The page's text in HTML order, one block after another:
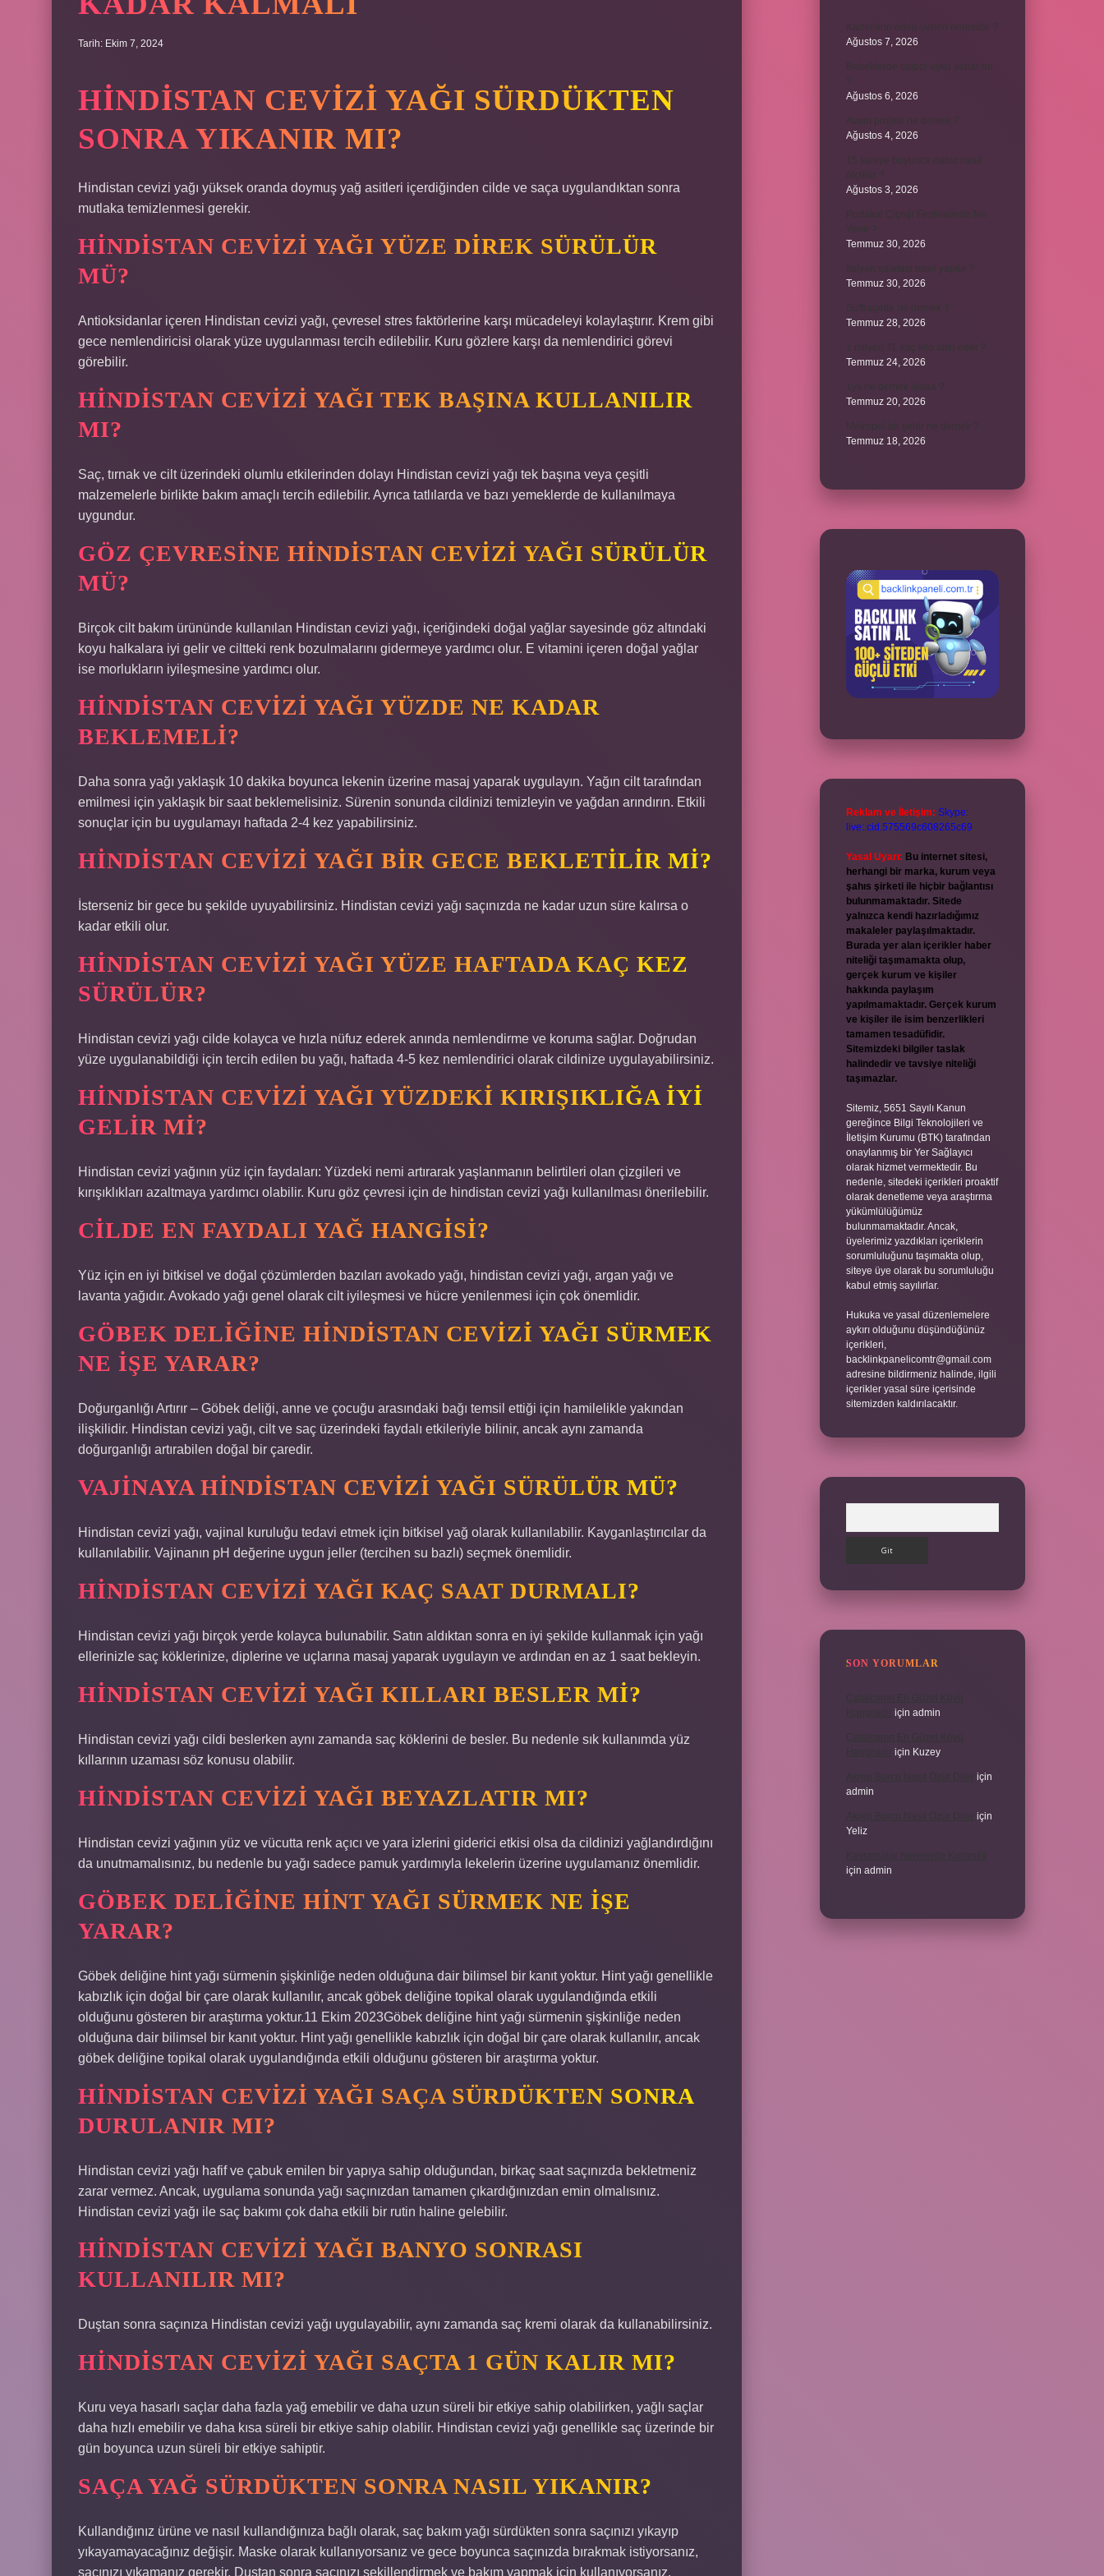
Tarih: Ekim 7, 2024
HINDISTAN CEVIZI YAĞI SÜRDÜKTEN
SONRA YIKANIR MI?
Hindistan cevizi yağı yüksek oranda doymuş yağ asitleri içerdiğinden cilde ve saça uygulandıktan sonra
mutlaka temizlenmesi gerekir.
HINDISTAN CEVIZI YAĞI YÜZE DIREK SÜRÜLÜR
MÜ?
Antioksidanlar içeren Hindistan cevizi yağı, çevresel stres faktörlerine karşı mücadeleyi kolaylaştırır. Krem gibi
gece nemlendiricisi olarak yüze uygulanması tercih edilebilir. Kuru gözlere karşı da nemlendirici görevi
görebilir.
HINDISTAN CEVIZI YAĞI TEK BAŞINA KULLANILIR
MI?
Saç, tırnak ve cilt üzerindeki olumlu etkilerinden dolayı Hindistan cevizi yağı tek başına veya çeşitli
malzemelerle birlikte bakım amaçlı tercih edilebilir. Ayrıca tatlılarda ve bazı yemeklerde de kullanılmaya
uygundur.
GÖZ ÇEVRESINE HINDISTAN CEVIZI YAĞI SÜRÜLÜR
MÜ?
Birçok cilt bakım ürününde kullanılan Hindistan cevizi yağı, içeriğindeki doğal yağlar sayesinde göz altındaki
koyu halkalara iyi gelir ve ciltteki renk bozulmalarını gidermeye yardımcı olur. E vitamini içeren doğal yağlar
ise morlukların iyileşmesine yardımcı olur.
HINDISTAN CEVIZI YAĞI YÜZDE NE KADAR
BEKLEMELI?
Daha sonra yağı yaklaşık 10 dakika boyunca lekenin üzerine masaj yaparak uygulayın. Yağın cilt tarafından
emilmesi için yaklaşık bir saat beklemelisiniz. Sürenin sonunda cildinizi temizleyin ve yağdan arındırın. Etkili
sonuçlar için bu uygulamayı haftada 2-4 kez yapabilirsiniz.
HINDISTAN CEVIZI YAĞI BIR GECE BEKLETILIR MI?
İsterseniz bir gece bu şekilde uyuyabilirsiniz. Hindistan cevizi yağı saçınızda ne kadar uzun süre kalırsa o
kadar etkili olur.
HINDISTAN CEVIZI YAĞI YÜZE HAFTADA KAÇ KEZ
SÜRÜLÜR?
Hindistan cevizi yağı cilde kolayca ve hızla nüfuz ederek anında nemlendirme ve koruma sağlar. Doğrudan
yüze uygulanabildiği için tercih edilen bu yağı, haftada 4-5 kez nemlendirici olarak cildinize uygulayabilirsiniz.
HINDISTAN CEVIZI YAĞI YÜZDEKI KIRIŞIKLIĞA IYI
GELIR MI?
Hindistan cevizi yağının yüz için faydaları: Yüzdeki nemi artırarak yaşlanmanın belirtileri olan çizgileri ve
kırışıklıkları azaltmaya yardımcı olabilir. Kuru göz çevresi için de hindistan cevizi yağı kullanılması önerilebilir.
CILDE EN FAYDALI YAĞ HANGISI?
Yüz için en iyi bitkisel ve doğal çözümlerden bazıları avokado yağı, hindistan cevizi yağı, argan yağı ve
lavanta yağıdır. Avokado yağı genel olarak cilt iyileşmesi ve hücre yenilenmesi için çok önemlidir.
GÖBEK DELIĞINE HINDISTAN CEVIZI YAĞI SÜRMEK
NE IŞE YARAR?
Doğurganlığı Artırır – Göbek deliği, anne ve çocuğu arasındaki bağı temsil ettiği için hamilelikle yakından
ilişkilidir. Hindistan cevizi yağı, cilt ve saç üzerindeki faydalı etkileriyle bilinir, ancak aynı zamanda
doğurganlığı artırabilen doğal bir çaredir.
VAJINAYA HINDISTAN CEVIZI YAĞI SÜRÜLÜR MÜ?
Hindistan cevizi yağı, vajinal kuruluğu tedavi etmek için bitkisel yağ olarak kullanılabilir. Kayganlaştırıcılar da
kullanılabilir. Vajinanın pH değerine uygun jeller (tercihen su bazlı) seçmek önemlidir.
HINDISTAN CEVIZI YAĞI KAÇ SAAT DURMALI?
Hindistan cevizi yağı birçok yerde kolayca bulunabilir. Satın aldıktan sonra en iyi şekilde kullanmak için yağı
ellerinizle saç köklerinize, diplerine ve uçlarına masaj yaparak uygulayın ve ardından en az 1 saat bekleyin.
HINDISTAN CEVIZI YAĞI KILLARI BESLER MI?
Hindistan cevizi yağı cildi beslerken aynı zamanda saç köklerini de besler. Bu nedenle sık kullanımda yüz
kıllarının uzaması söz konusu olabilir.
HINDISTAN CEVIZI YAĞI BEYAZLATIR MI?
Hindistan cevizi yağının yüz ve vücutta renk açıcı ve yara izlerini giderici etkisi olsa da cildinizi yağlandırdığını
da unutmamalısınız, bu nedenle bu yağı sadece pamuk yardımıyla lekelerin üzerine uygulamanız önemlidir.
GÖBEK DELIĞINE HINT YAĞI SÜRMEK NE IŞE
YARAR?
Göbek deliğine hint yağı sürmenin şişkinliğe neden olduğuna dair bilimsel bir kanıt yoktur. Hint yağı genellikle
kabızlık için doğal bir çare olarak kullanılır, ancak göbek deliğine topikal olarak uygulandığında etkili
olduğunu gösteren bir araştırma yoktur.11 Ekim 2023Göbek deliğine hint yağı sürmenin şişkinliğe neden
olduğuna dair bilimsel bir kanıt yoktur. Hint yağı genellikle kabızlık için doğal bir çare olarak kullanılır, ancak
göbek deliğine topikal olarak uygulandığında etkili olduğunu gösteren bir araştırma yoktur.
HINDISTAN CEVIZI YAĞI SAÇA SÜRDÜKTEN SONRA
DURULANIR MI?
Hindistan cevizi yağı hafif ve çabuk emilen bir yapıya sahip olduğundan, birkaç saat saçınızda bekletmeniz
zarar vermez. Ancak, uygulama sonunda yağı saçınızdan tamamen çıkardığınızdan emin olmalısınız.
Hindistan cevizi yağı ile saç bakımı çok daha etkili bir rutin haline gelebilir.
HINDISTAN CEVIZI YAĞI BANYO SONRASI
KULLANILIR MI?
Duştan sonra saçınıza Hindistan cevizi yağı uygulayabilir, aynı zamanda saç kremi olarak da kullanabilirsiniz.
HINDISTAN CEVIZI YAĞI SAÇTA 1 GÜN KALIR MI?
Kuru veya hasarlı saçlar daha fazla yağ emebilir ve daha uzun süreli bir etkiye sahip olabilirken, yağlı saçlar
daha hızlı emebilir ve daha kısa süreli bir etkiye sahip olabilir. Hindistan cevizi yağı genellikle saç üzerinde bir
gün boyunca uzun süreli bir etkiye sahiptir.
SAÇA YAĞ SÜRDÜKTEN SONRA NASIL YIKANIR?
Kullandığınız ürüne ve nasıl kullandığınıza bağlı olarak, saç bakım yağı sürdükten sonra saçınızı yıkayıp
yıkayamayacağınız değişir. Maske olarak kullanıyorsanız ve gece boyunca saçınızda bırakmak istiyorsanız,
saçınızı yıkamanız gerekir. Duştan sonra saçınızı şekillendirmek ve bakım yapmak için kullanıyorsanız,
Kadınların edep yerleri neresidir ?
Ağustos 7, 2026
Bebeklerde calpol uyku yapar mı
?
Ağustos 6, 2026
Avam projesi ne demek ?
Ağustos 4, 2026
15 saniye boyunca nabız nasıl
ölçülür ?
Ağustos 3, 2026
Portakal Çiçeği Festivalinde Ne
Yenir ?
Temmuz 30, 2026
İtalyan salatasi nasıl yapılır ?
Temmuz 30, 2026
Suffragette ne demek ?
Temmuz 28, 2026
Temmuz 24, 2026
Temmuz 20, 2026
Metropol bir şehir ne demek ?
Temmuz 18, 2026
Reklam ve İletişim: Skype:
live:.cid.575569c608265c69
Yasal Uyarı: Bu internet sitesi,
herhangi bir marka, kurum veya
şahıs şirketi ile hiçbir bağlantısı
bulunmamaktadır. Sitede
yalnızca kendi hazırladığımız
makaleler paylaşılmaktadır.
Burada yer alan içerikler haber
niteliği taşımamakta olup,
gerçek kurum ve kişiler
hakkında paylaşım
yapılmamaktadır. Gerçek kurum
ve kişiler ile isim benzerlikleri
tamamen tesadüfidir.
Sitemizdeki bilgiler taslak
halindedir ve tavsiye niteliği
taşımazlar.
Sitemiz, 5651 Sayılı Kanun
gereğince Bilgi Teknolojileri ve
İletişim Kurumu (BTK) tarafından
onaylanmış bir Yer Sağlayıcı
olarak hizmet vermektedir. Bu
nedenle, sitedeki içerikleri proaktif
olarak denetleme veya araştırma
yükümlülüğümüz
bulunmamaktadır. Ancak,
üyelerimiz yazdıkları içeriklerin
sorumluluğunu taşımakta olup,
siteye üye olarak bu sorumluluğu
kabul etmiş sayılırlar.
Hukuka ve yasal düzenlemelere
aykırı olduğunu düşündüğünüz
içerikleri,
backlinkpanelicomtr@gmail.com
adresine bildirmeniz halinde, ilgili
içerikler yasal süre içerisinde
sitemizden kaldırılacaktır.
SON YORUMLAR
için admin
için Kuzey
için
admin
için
Yeliz
için admin